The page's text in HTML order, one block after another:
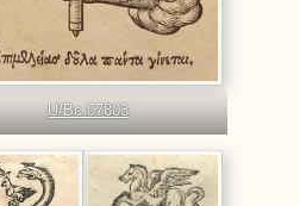
U/Bc 07803